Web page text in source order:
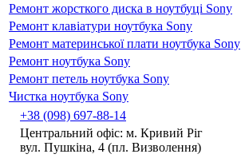
Ремонт жорсткого диска в ноутбуці Sony
Ремонт клавіатури ноутбука Sony
Ремонт материнської плати ноутбука Sony
Ремонт ноутбука Sony
Ремонт петель ноутбука Sony
Чистка ноутбука Sony
+38 (098) 697-88-14
Центральний офіс: м. Кривий Ріг
вул. Пушкіна, 4 (пл. Визволення)